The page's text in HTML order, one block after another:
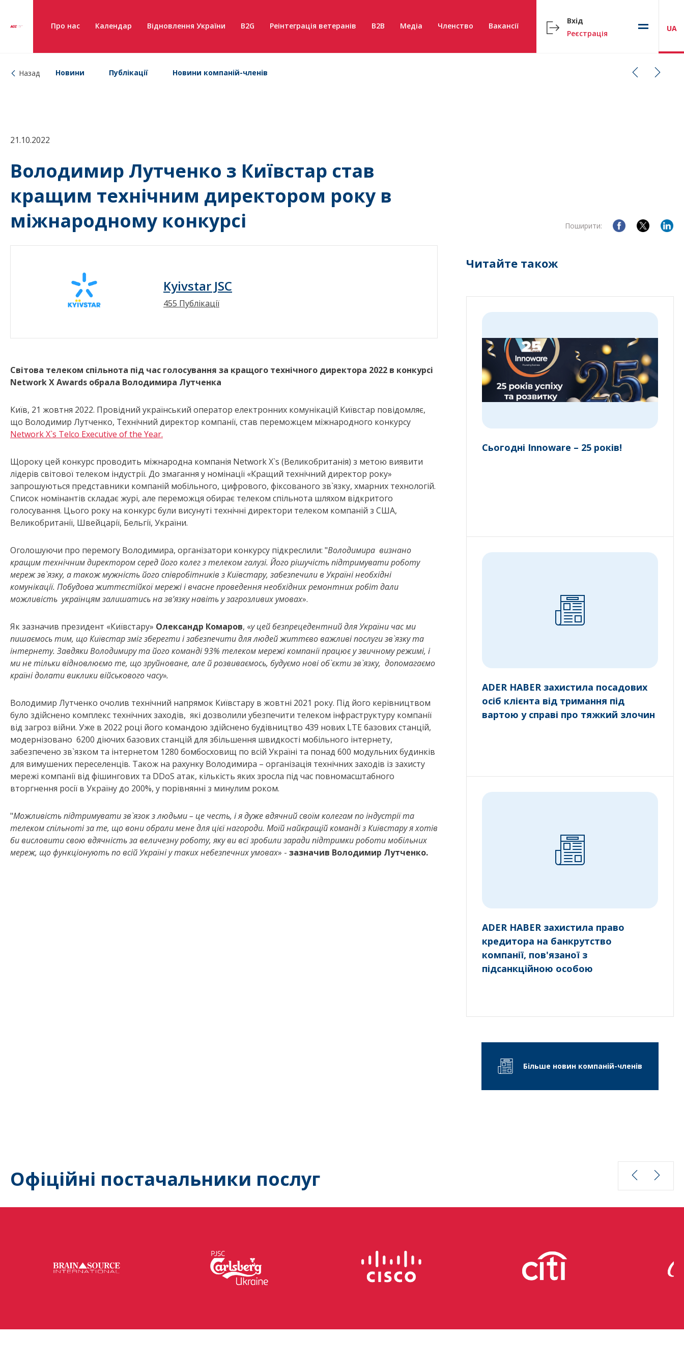
Про нас Календар Відновлення України B2G Реінтеграція ветеранів B2B Медіа Членство Вакансії
Вхід
Реєстрація
UA
Назад Новини Публікації Новини компаній-членів
21.10.2022
Володимир Лутченко з Київстар став
кращим технічним директором року в
міжнародному конкурсі
Поширити:
Kyivstar JSC
455 Публікації
Світова телеком спільнота під час голосування за кращого технічного директора 2022 в конкурсі
Network X Awards обрала Володимира Лутченка
Київ, 21 жовтня 2022. Провідний український оператор електронних комунікацій Київстар повідомляє,
що Володимир Лутченко, Технічний директор компанії, став переможцем міжнародного конкурсу
Network X`s Telco Executive of the Year.
Щороку цей конкурс проводить міжнародна компанія Network X`s (Великобританія) з метою виявити
лідерів світової телеком індустрії. До змагання у номінації «Кращий технічний директор року»
запрошуються представники компаній мобільного, цифрового, фіксованого зв`язку, хмарних технологій.
Список номінантів складає журі, але переможця обирає телеком спільнота шляхом відкритого
голосування. Цього року на конкурс були висунуті технічні директори телеком компаній з США,
Великобританії, Швейцарії, Бельгії, України.
Оголошуючи про перемогу Володимира, організатори конкурсу підкреслили: "Володимира визнано
кращим технічним директором серед його колег з телеком галузі. Його рішучість підтримувати роботу
мереж зв`язку, а також мужність його співробітників з Київстару, забезпечили в Україні необхідні
комунікації. Побудова життєстійкої мережі і вчасне проведення необхідних ремонтних робіт дали
можливість українцям залишатись на зв’язку навіть у загрозливих умовах».
Як зазначив президент «Київстару» Олександр Комаров, «у цей безпрецедентний для України час ми
пишаємось тим, що Київстар зміг зберегти і забезпечити для людей життєво важливі послуги зв`язку та
інтернету. Завдяки Володимиру та його команді 93% телеком мережі компанії працює у звичному режимі, і
ми не тільки відновлюємо те, що зруйноване, але й розвиваємось, будуємо нові об`єкти зв`язку, допомагаємо
країні долати виклики військового часу».
Володимир Лутченко очолив технічний напрямок Київстару в жовтні 2021 року. Під його керівництвом
було здійснено комплекс технічних заходів, які дозволили убезпечити телеком інфраструктуру компанії
від загроз війни. Уже в 2022 році його командою здійснено будівництво 439 нових LTE базових станцій,
модернізовано 6200 діючих базових станцій для збільшення швидкості мобільного інтернету,
забезпечено зв`язком та інтернетом 1280 бомбосховищ по всій Україні та понад 600 модульних будинків
для вимушених переселенців. Також на рахунку Володимира – організація технічних заходів із захисту
мережі компанії від фішингових та DDoS атак, кількість яких зросла під час повномасштабного
вторгнення росії в Україну до 200%, у порівнянні з минулим роком.
"Можливість підтримувати зв`язок з людьми – це честь, і я дуже вдячний своїм колегам по індустрії та
телеком спільноті за те, що вони обрали мене для цієї нагороди. Моїй найкращій команді з Київстару я хотів
би висловити свою вдячність за величезну роботу, яку ви всі зробили заради підтримки роботи мобільних
мереж, що функціонують по всій Україні у таких небезпечних умовах» - зазначив Володимир Лутченко.
Читайте також
Сьогодні Innoware – 25 років!
ADER HABER захистила посадових
осіб клієнта від тримання під
вартою у справі про тяжкий злочин
ADER HABER захистила право
кредитора на банкрутство
компанії, пов'язаної з
підсанкційною особою
Більше новин компаній-членів
Офіційні постачальники послуг